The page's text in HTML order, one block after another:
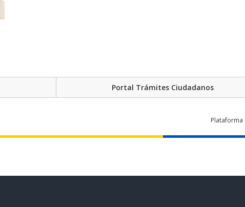
Portal Trámites Ciudadanos